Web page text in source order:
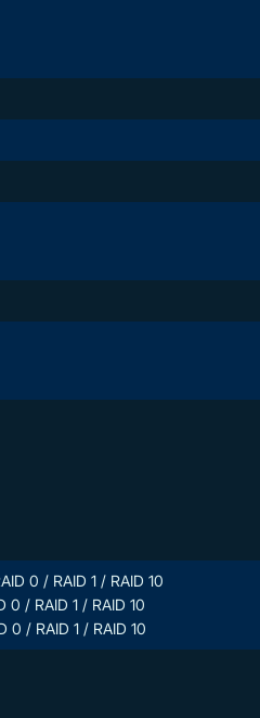
0 / RAID 1 / RAID 10
/ RAID 1 / RAID 10
0 / RAID 1 / RAID 10